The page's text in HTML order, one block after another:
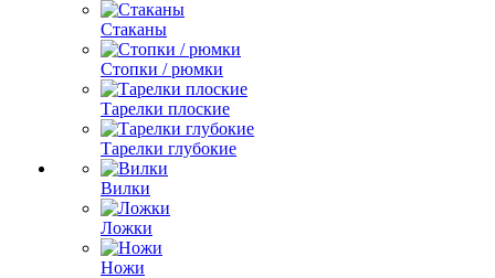
Стаканы
Стопки / рюмки
Тарелки плоские
Тарелки глубокие
Вилки
Ложки
Ножи